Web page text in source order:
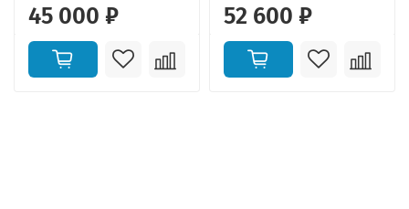
45 000 ₽ 52 600 ₽